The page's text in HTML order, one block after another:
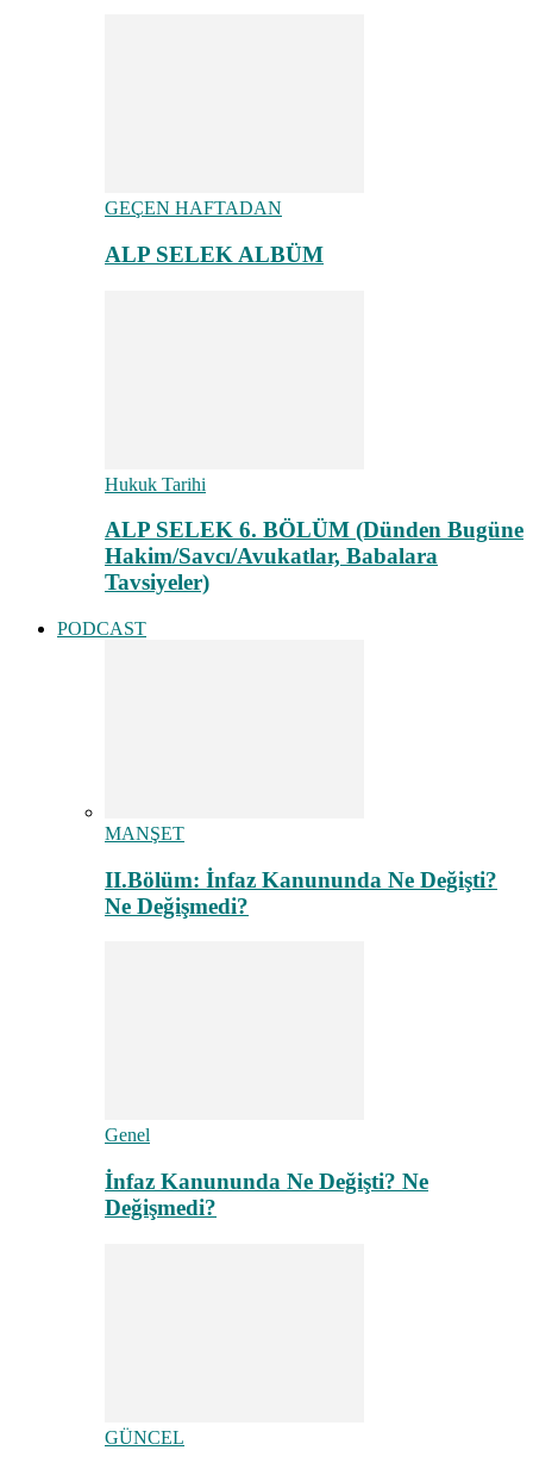
GEÇEN HAFTADAN
ALP SELEK ALBÜM
Hukuk Tarihi
ALP SELEK 6. BÖLÜM (Dünden Bugüne
Hakim/Savcı/Avukatlar, Babalara
Tavsiyeler)
PODCAST
MANŞET
II.Bölüm: İnfaz Kanununda Ne Değişti?
Ne Değişmedi?
Genel
İnfaz Kanununda Ne Değişti? Ne
Değişmedi?
GÜNCEL